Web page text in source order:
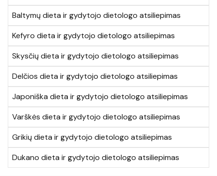
Baltymų dieta ir gydytojo dietologo atsiliepimas
Kefyro dieta ir gydytojo dietologo atsiliepimas
Skysčių dieta ir gydytojo dietologo atsiliepimas
Delčios dieta ir gydytojo dietologo atsiliepimas
Japoniška dieta ir gydytojo dietologo atsiliepimas
Varškės dieta ir gydytojo dietologo atsiliepimas
Grikių dieta ir gydytojo dietologo atsiliepimas
Dukano dieta ir gydytojo dietologo atsiliepimas